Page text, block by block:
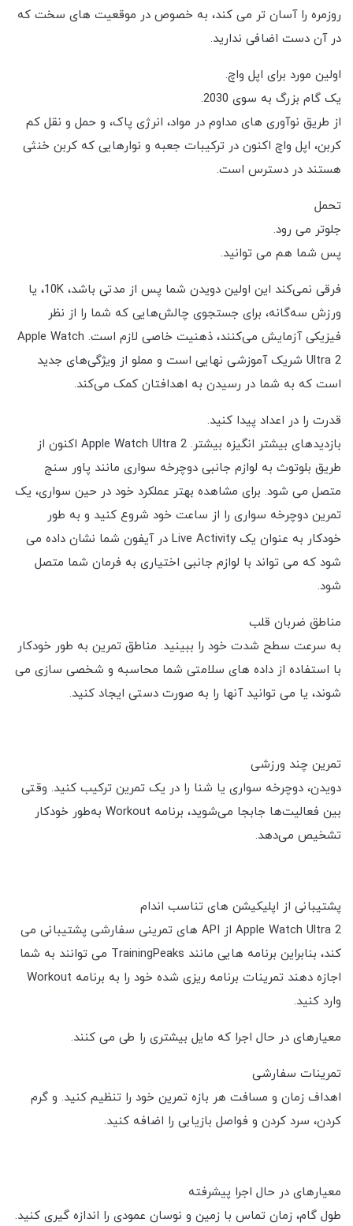
روزمره را آسان تر می کند، به خصوص در موقعیت های سخت که
در آن دست اضافی ندارید.
اولین مورد برای اپل واچ.
یک گام بزرگ به سوی 2030.
از طریق نوآوری های مداوم در مواد، انرژی پاک، و حمل و نقل کم
کربن، اپل واچ اکنون در ترکیبات جعبه و نوارهایی که کربن خنثی
هستند در دسترس است.
تحمل
جلوتر می رود.
پس شما هم می توانید.
فرقی نمی‌کند این اولین دویدن شما پس از مدتی باشد، 10K، یا
ورزش سه‌گانه، برای جستجوی چالش‌هایی که شما را از نظر
فیزیکی آزمایش می‌کنند، ذهنیت خاصی لازم است. Apple Watch
Ultra 2 شریک آموزشی نهایی است و مملو از ویژگی‌های جدید
است که به شما در رسیدن به اهدافتان کمک می‌کند.
قدرت را در اعداد پیدا کنید.
بازدیدهای بیشتر انگیزه بیشتر. Apple Watch Ultra 2 اکنون از
طریق بلوتوث به لوازم جانبی دوچرخه سواری مانند پاور سنج
متصل می شود. برای مشاهده بهتر عملکرد خود در حین سواری، یک
تمرین دوچرخه سواری را از ساعت خود شروع کنید و به طور
خودکار به عنوان یک Live Activity در آیفون شما نشان داده می
شود که می تواند با لوازم جانبی اختیاری به فرمان شما متصل
شود.
مناطق ضربان قلب
به سرعت سطح شدت خود را ببینید. مناطق تمرین به طور خودکار
با استفاده از داده های سلامتی شما محاسبه و شخصی سازی می
شوند، یا می توانید آنها را به صورت دستی ایجاد کنید.
تمرین چند ورزشی
دویدن، دوچرخه سواری یا شنا را در یک تمرین ترکیب کنید. وقتی
بین فعالیت‌ها جابجا می‌شوید، برنامه Workout به‌طور خودکار
تشخیص می‌دهد.
پشتیبانی از اپلیکیشن های تناسب اندام
Apple Watch Ultra 2 از API های تمرینی سفارشی پشتیبانی می
کند، بنابراین برنامه هایی مانند TrainingPeaks می توانند به شما
اجازه دهند تمرینات برنامه ریزی شده خود را به برنامه Workout
وارد کنید.
معیارهای در حال اجرا که مایل بیشتری را طی می کنند.
تمرینات سفارشی
اهداف زمان و مسافت هر بازه تمرین خود را تنظیم کنید. و گرم
کردن، سرد کردن و فواصل بازیابی را اضافه کنید.
معیارهای در حال اجرا پیشرفته
طول گام، زمان تماس با زمین و نوسان عمودی را اندازه گیری کنید.